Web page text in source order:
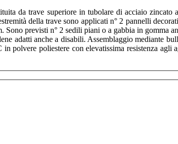
da trave superiore in tubolare di acciaio zincato
della trave sono applicati n° 2 pannelli
previsti n° 2 sedili piani o a gabbia in gomma
adatti anche a disabili. Assemblaggio mediante
polvere poliestere con elevatissima resistenza